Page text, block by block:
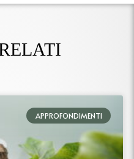
APPROFONDIMENTI